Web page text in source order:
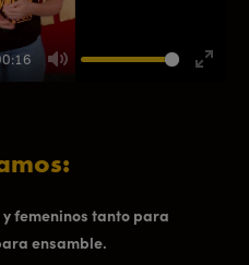
femeninos tanto para
ensamble.